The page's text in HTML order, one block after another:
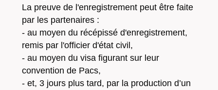
La preuve de l'enregistrement peut être faite
par les partenaires :
- au moyen du récépissé d'enregistrement,
remis par l'officier d'état civil,
- au moyen du visa figurant sur leur
convention de Pacs,
- et, 3 jours plus tard, par la production d’un